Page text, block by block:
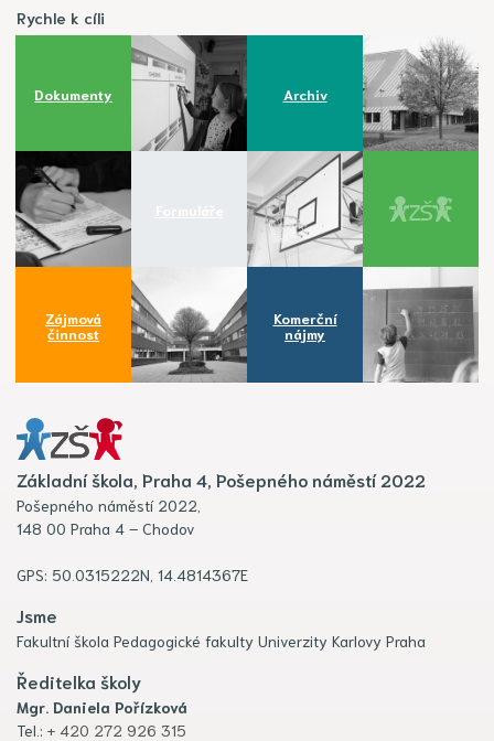
Rychle k cíli
Dokumenty Archiv
Zájmová
činnost
Komerční
nájmy
Základní škola, Praha 4, Pošepného náměstí 2022
Pošepného náměstí 2022,
148 00 Praha 4 – Chodov
GPS: 50.0315222N, 14.4814367E
Jsme
Fakultní škola Pedagogické fakulty Univerzity Karlovy Praha
Ředitelka školy
Mgr. Daniela Pořízková
Tel.: + 420 272 926 315